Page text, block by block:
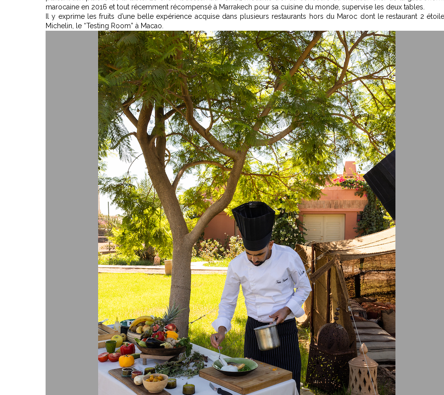
marocaine en 2016 et tout récemment récompensé à Marrakech pour sa cuisine du monde, supervise les deux tables.
Il y exprime les fruits d’une belle expérience acquise dans plusieurs restaurants hors du Maroc dont le restaurant 2
Michelin, le “Testing Room” à Macao.